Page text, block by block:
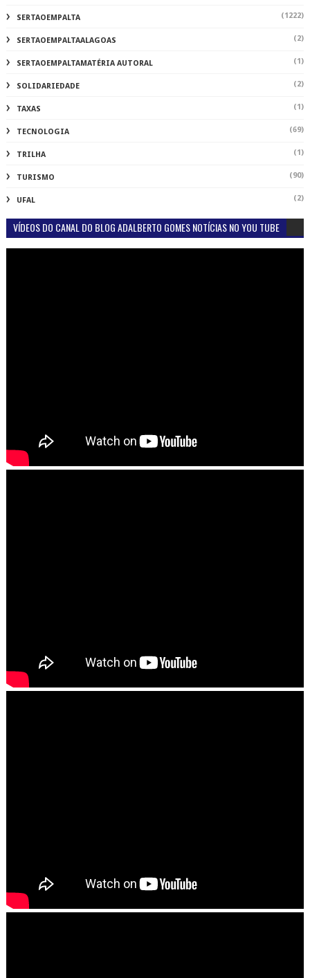
SERTAOEMPALTA (1222)
SERTAOEMPALTAALAGOAS (2)
SERTAOEMPALTAMATÉRIA AUTORAL (1)
SOLIDARIEDADE (2)
TAXAS (1)
TECNOLOGIA (69)
TRILHA (1)
TURISMO (90)
UFAL (2)
VÍDEOS DO CANAL DO BLOG ADALBERTO GOMES NOTÍCIAS NO YOU TUBE